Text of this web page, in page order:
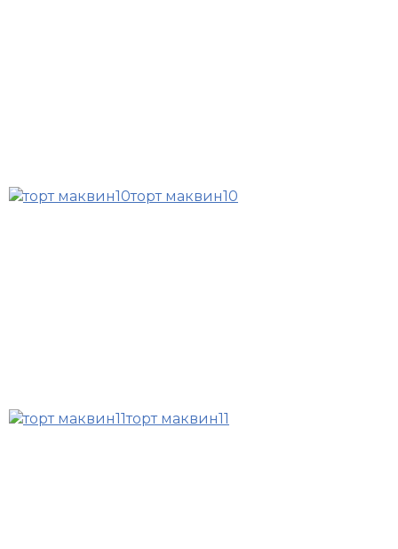
торт маквин10
торт маквин11